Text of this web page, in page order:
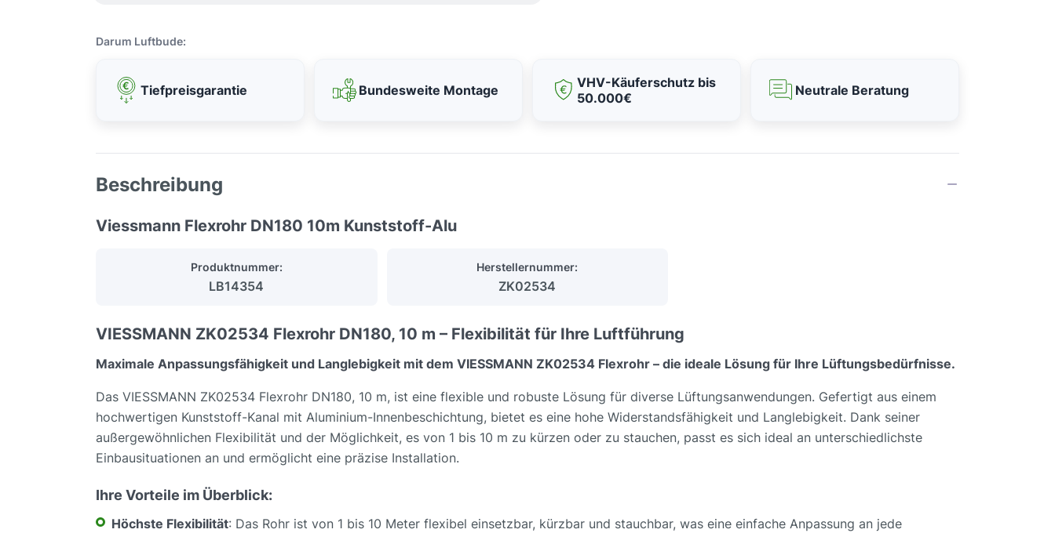
Darum Luftbude:
Tiefpreisgarantie Bundesweite Montage
VHV-Käuferschutz bis
50.000€
Neutrale Beratung
Beschreibung
Viessmann Flexrohr DN180 10m Kunststoff-Alu
Produktnummer:
LB14354
Herstellernummer:
ZK02534
VIESSMANN ZK02534 Flexrohr DN180, 10 m – Flexibilität für Ihre Luftführung
Maximale Anpassungsfähigkeit und Langlebigkeit mit dem VIESSMANN ZK02534 Flexrohr – die ideale Lösung für Ihre Lüftungsbedürfnisse.
Das VIESSMANN ZK02534 Flexrohr DN180, 10 m, ist eine flexible und robuste Lösung für diverse Lüftungsanwendungen. Gefertigt aus einem
hochwertigen Kunststoff-Kanal mit Aluminium-Innenbeschichtung, bietet es eine hohe Widerstandsfähigkeit und Langlebigkeit. Dank seiner
außergewöhnlichen Flexibilität und der Möglichkeit, es von 1 bis 10 m zu kürzen oder zu stauchen, passt es sich ideal an unterschiedlichste
Einbausituationen an und ermöglicht eine präzise Installation.
Ihre Vorteile im Überblick:
Höchste Flexibilität: Das Rohr ist von 1 bis 10 Meter flexibel einsetzbar, kürzbar und stauchbar, was eine einfache Anpassung an jede